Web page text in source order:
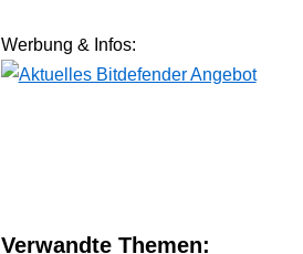
Werbung & Infos:
Verwandte Themen: